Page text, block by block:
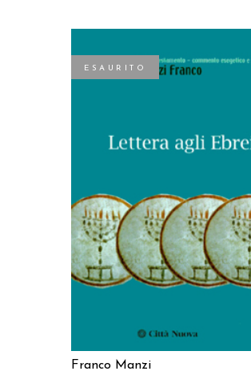
ESAURITO
Franco Manzi